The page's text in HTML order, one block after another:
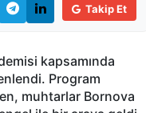
Takip Et
kapsamında
Program
muhtarlar Bornova